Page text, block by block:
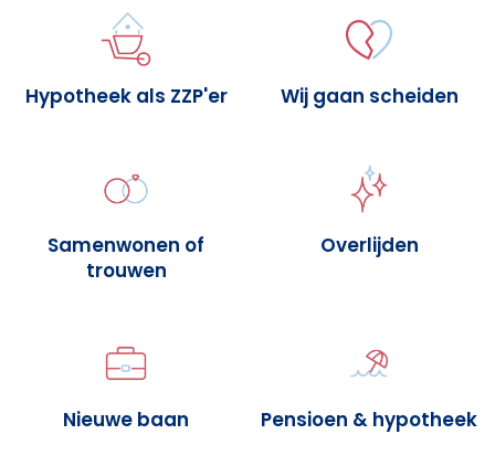
Hypotheek als ZZP'er Wij gaan scheiden
Samenwonen of
trouwen
Overlijden
Nieuwe baan Pensioen & hypotheek